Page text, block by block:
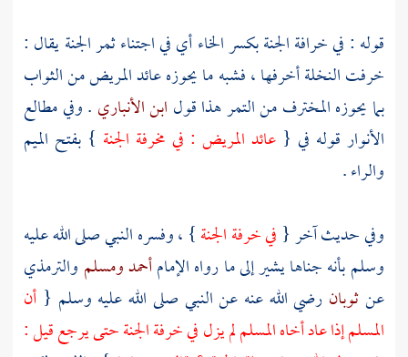
قوله : في خرافة الجنة بكسر الخاء أي في اجتناء ثمر الجنة يقال :
خرفت النخلة أخرفها ، فشبه ما يحوزه عائد المريض من الثواب
بما يحوزه المخترف من التمر هذا قول ابن الأنباري . وفي مطالع
الأنوار قوله في {عائد المريض : في مخرفة الجنة } بفتح الميم
والراء .
وفي حديث آخر { في خرفة الجنة} ، وفسره النبي صلى الله عليه
وسلم بأنه جناها يشير إلى ما رواه الإمامأحمدومسلم والترمذي
عنثوبان رضي الله عنه عن النبي صلى الله عليه وسلم { أن
المسلم إذا عاد أخاه المسلم لم يزل في خرفة الجنة حتى يرجع قيل :